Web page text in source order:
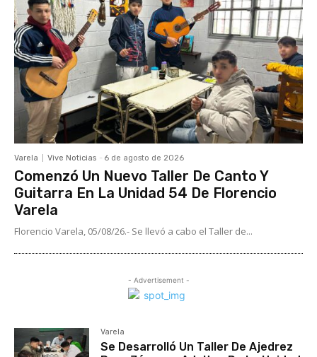
Varela Vive Noticias - 6 de agosto de 2026
Comenzó Un Nuevo Taller De Canto Y
Guitarra En La Unidad 54 De Florencio
Varela
Florencio Varela, 05/08/26.- Se llevó a cabo el Taller de...
- Advertisement -
Varela
Se Desarrolló Un Taller De Ajedrez